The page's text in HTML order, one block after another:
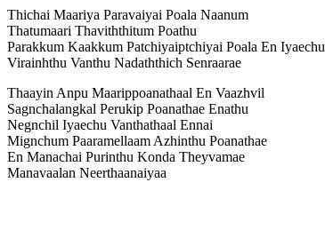
Thichai Maariya Paravaiyai Poala Naanum
Thatumaari Thaviththitum Poathu
Parakkum Kaakkum Patchiyaiptchiyai Poala En Iyaechu
Virainhthu Vanthu Nadaththich Senraarae
Thaayin Anpu Maarippoanathaal En Vaazhvil
Sagnchalangkal Perukip Poanathae Enathu
Negnchil Iyaechu Vanthathaal Ennai
Mignchum Paaramellaam Azhinthu Poanathae
En Manachai Purinthu Konda Theyvamae
Manavaalan Neerthaanaiyaa